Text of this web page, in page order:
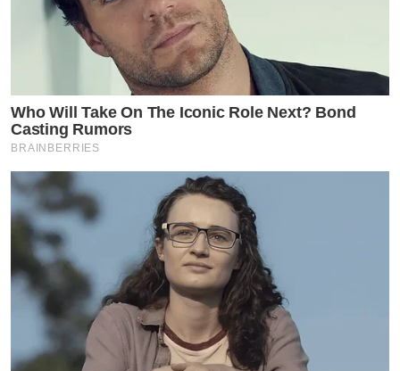
Who Will Take On The Iconic Role Next? Bond
Casting Rumors
BRAINBERRIES